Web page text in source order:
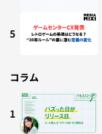
5
コラム
1